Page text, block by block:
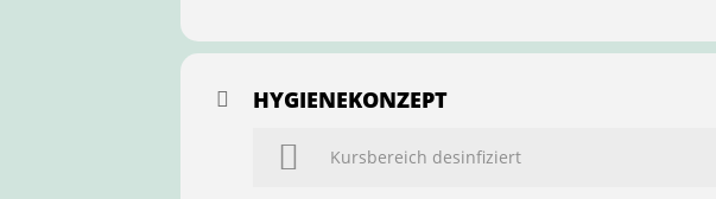
HYGIENEKONZEPT
Kursbereich desinfiziert